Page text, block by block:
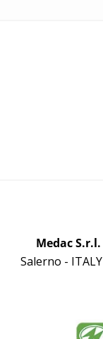
Medac S.r.l.
Salerno - ITALY